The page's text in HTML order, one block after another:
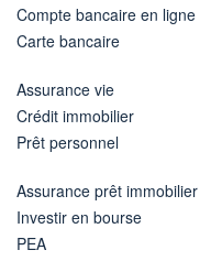
Compte bancaire en ligne
Carte bancaire
Assurance vie
Crédit immobilier
Prêt personnel
Assurance prêt immobilier
Investir en bourse
PEA